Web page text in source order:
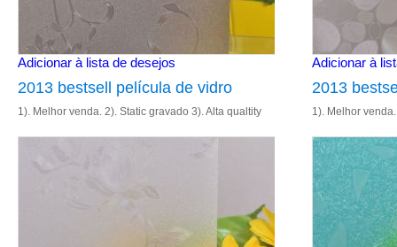
Adicionar à lista de desejos
2013 bestsell película de vidro
1). Melhor venda. 2). Static gravado 3). Alta qualtity
4). Tamanho: 1.22m& 90cm 5). Entrega rápida
Adicionar à
2013
1). Melhor
4). Tamanho: